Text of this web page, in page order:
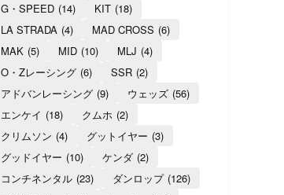
G・SPEED (14) KIT (18)
LA STRADA (4) MAD CROSS (6)
MAK (5) MID (10) MLJ (4)
O・Zレーシング (6) SSR (2)
アドバンレーシング (9) ウェッズ (56)
エンケイ (18) クムホ (2)
クリムソン (4) グットイヤー (3)
グッドイヤー (10) ケンダ (2)
コンチネンタル (23) ダンロップ (126)